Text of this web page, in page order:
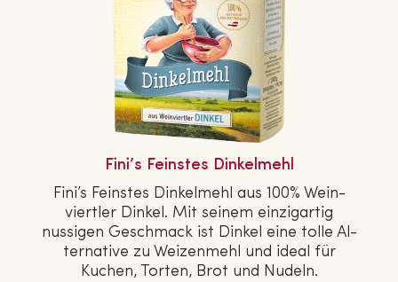
Fini’s Feinstes Din­kel­mehl
Fini’s Feinstes Din­kel­mehl aus 100% Wein­
viert­ler Dinkel. Mit seinem ein­zig­ar­tig
nussigen Geschmack ist Dinkel eine tolle Al­
ter­na­ti­ve zu Wei­zen­mehl und ideal für
Kuchen, Torten, Brot und Nudeln.